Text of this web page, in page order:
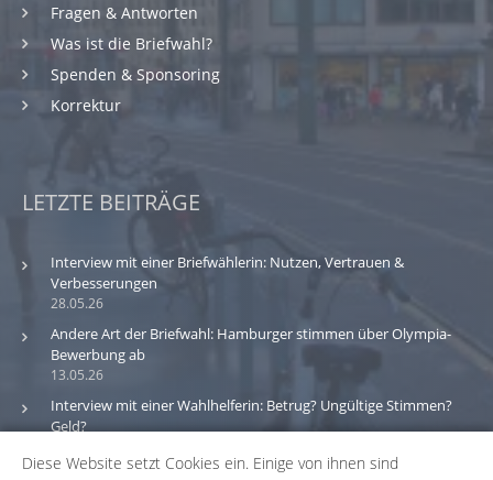
Fragen & Antworten
Was ist die Briefwahl?
Spenden & Sponsoring
Korrektur
LETZTE BEITRÄGE
28.05.26
Interview mit einer Briefwählerin: Nutzen, Vertrauen &
Verbesserungen
13.05.26
Andere Art der Briefwahl: Hamburger stimmen über Olympia-
Bewerbung ab
Interview mit einer Wahlhelferin: Betrug? Ungültige Stimmen?
Geld?
Diese Website setzt Cookies ein. Einige von ihnen sind